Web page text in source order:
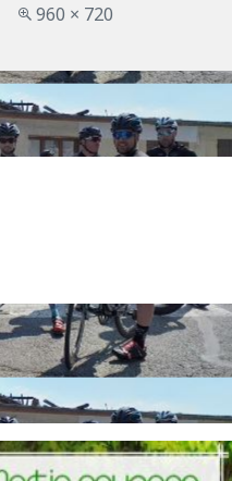
Taille
960 × 720